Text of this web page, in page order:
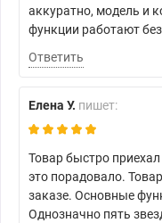
аккуратно, модель и
функции работают
Ответить
Елена У. пишет:
Товар быстро
это порадовало.
заказе. Основные
Однозначно пять